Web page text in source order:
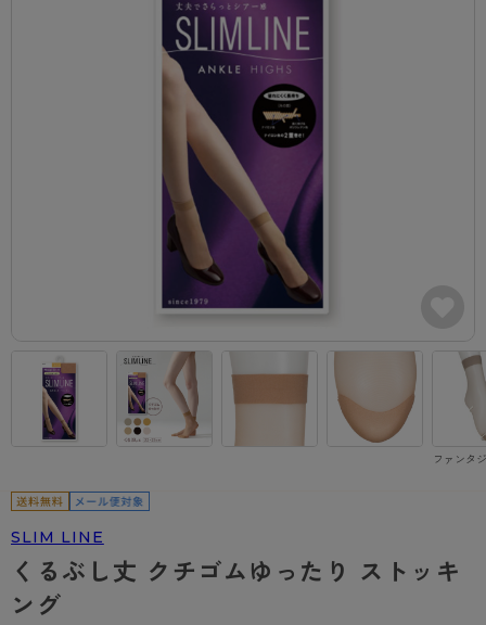
MEN
カテゴリから探す
ストッキング
- 無地ストッキング
- 柄ストッキング
- ショート丈ストッキング
- 着圧ストッキング
- パンティ部レスストッキング
タイツ
- 柄タイツ
- ひざ下丈タイツ
- 着圧タイツ
インナーウェア
- ノンワイヤーブラ
- ワイヤーブラ
- ブラトップ
ショーツ
- レギュラーショーツ
肌着・インナー
- 長袖（七分袖以上）
ライフスタイルウェア
ルームウェア・パジャマ
アクティブ・スポーツ
- スポーツブラ
雑貨・小物
ソックス・靴下
クルー・レギュラー丈ソックス
スニーカー丈・くるぶし丈ソックス
ハイソックス
インナーウエア
Tバック・ビキニ
肌着・インナー
ライフスタイルウェア
ルームウェア・パジャマ
ソックス・靴下
クルー・レギュラー丈ソックス
スニーカー丈・くるぶし丈ソックス
ハイソックス
スクールソックス
インナーウエア
ノンワイヤーブラ
ワイヤーブラ
スポーツブラ
ショーツ
レギュラーショーツ
ブランドから探す
クリアビューティアクティブ
スゴスト
フェイクタイツ
hotto comfort
スクールタイム
商品選びのお手伝い
お悩み別ガードル
私に似合う、ストッキング選び
タイツの選び方
ご利用ガイド
はじめての方へ
よくある質問（FAQ）
配送方法について
返品・交換について
ファンタ
SLIM LINE
くるぶし丈 クチゴムゆったり ストッキ
ング